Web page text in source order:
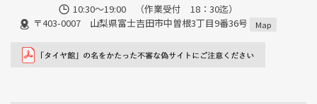
10:30～19:00 （作業受付 18：30迄）
〒403-0007 山梨県富士吉田市中曽根3丁目9番36号
Map